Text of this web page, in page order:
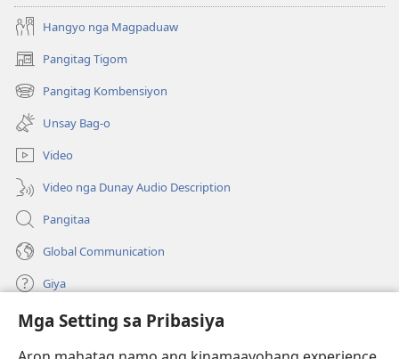
Mga Setting sa Pribasiya
Hangyo nga Magpaduaw
Pangitag Tigom
(mo-
open
ug
bag-
ong
window)
Pangitag Kombensiyon
(mo-
open
ug
bag-
ong
window)
Unsay Bag-o
Video
Video nga Dunay Audio Description
Pangitaa
Global Communication
Giya
Donasyon
(mo-
open